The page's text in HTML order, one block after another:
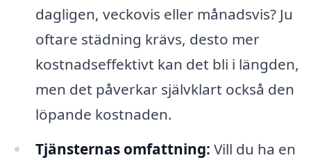
dagligen, veckovis eller månadsvis? Ju
oftare städning krävs, desto mer
kostnadseffektivt kan det bli i längden,
men det påverkar självklart också den
löpande kostnaden.
Tjänsternas omfattning: Vill du ha en